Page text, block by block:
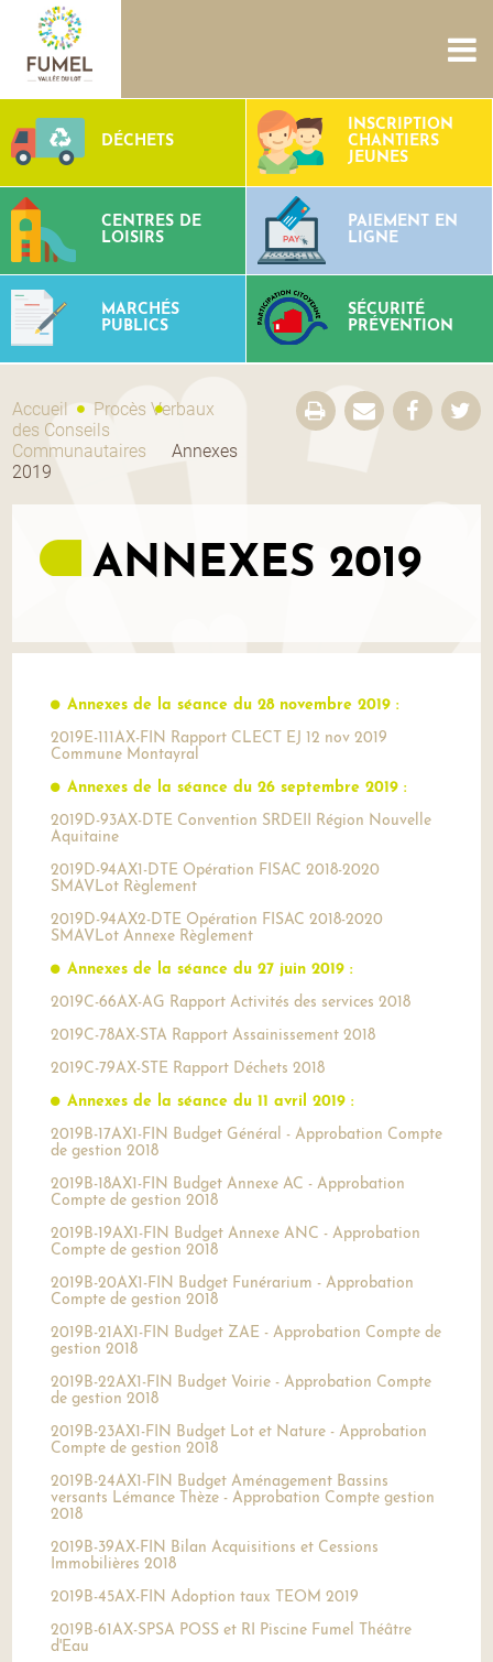
CULTURE PATRIMOINE SITES AQUATIQUES TOURISME
CONTACTS
DÉCHETS
INSCRIPTION
CHANTIERS
JEUNES
CENTRES DE
LOISIRS
PAIEMENT EN
LIGNE
MARCHÉS
PUBLICS
SÉCURITÉ
PRÉVENTION
Accueil
Procès Verbaux
des Conseils
Communautaires
Annexes
2019
ANNEXES 2019
Annexes de la séance du 28 novembre 2019 :
2019E-111AX-FIN Rapport CLECT EJ 12 nov 2019
Commune Montayral
Annexes de la séance du 26 septembre 2019 :
2019D-93AX-DTE Convention SRDEII Région Nouvelle
Aquitaine
2019D-94AX1-DTE Opération FISAC 2018-2020
SMAVLot Règlement
2019D-94AX2-DTE Opération FISAC 2018-2020
SMAVLot Annexe Règlement
Annexes de la séance du 27 juin 2019 :
2019C-66AX-AG Rapport Activités des services 2018
2019C-78AX-STA Rapport Assainissement 2018
2019C-79AX-STE Rapport Déchets 2018
Annexes de la séance du 11 avril 2019 :
2019B-17AX1-FIN Budget Général - Approbation Compte
de gestion 2018
2019B-18AX1-FIN Budget Annexe AC - Approbation
Compte de gestion 2018
2019B-19AX1-FIN Budget Annexe ANC - Approbation
Compte de gestion 2018
2019B-20AX1-FIN Budget Funérarium - Approbation
Compte de gestion 2018
2019B-21AX1-FIN Budget ZAE - Approbation Compte de
gestion 2018
2019B-22AX1-FIN Budget Voirie - Approbation Compte
de gestion 2018
2019B-23AX1-FIN Budget Lot et Nature - Approbation
Compte de gestion 2018
2019B-24AX1-FIN Budget Aménagement Bassins
versants Lémance Thèze - Approbation Compte gestion
2018
2019B-39AX-FIN Bilan Acquisitions et Cessions
Immobilières 2018
2019B-45AX-FIN Adoption taux TEOM 2019
2019B-61AX-SPSA POSS et RI Piscine Fumel Théâtre
d'Eau